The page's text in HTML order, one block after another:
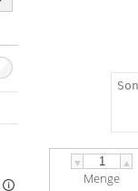
▼ ▲
Menge